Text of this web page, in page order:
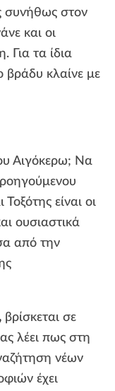
συνήθως στον
και οι
Για τα ίδια
βράδυ κλαίνε με
Αιγόκερω; Να
είναι οι
ουσιαστικά
από την
βρίσκεται σε
λέει πως στη
νέων
έχει